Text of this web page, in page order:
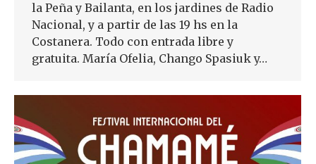
la Peña y Bailanta, en los jardines de Radio
Nacional, y a partir de las 19 hs en la
Costanera. Todo con entrada libre y
gratuita. María Ofelia, Chango Spasiuk y…